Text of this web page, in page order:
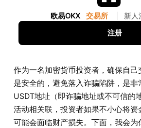
欧易OKX 交易所 新人
注册
作为一名加密货币投资者，确保自己
是安全的，避免落入诈骗陷阱，是非
USDT地址（即诈骗地址或不可信的
活动相关联，投资者如果不小心将资
可能会面临财产损失。下面，我会为